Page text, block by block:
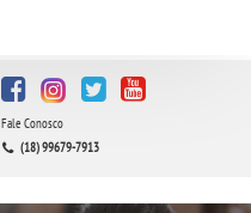
Fale Conosco
(18) 99679-7913